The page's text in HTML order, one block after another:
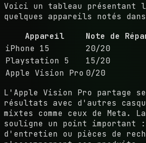
Voici un tableau présentant
quelques appareils notés
Appareil
Note de
iPhone 15
20/20
Playstation 5
15/20
Apple Vision Pro 0/20
L'Apple Vision Pro partage
résultats avec d'autres
mixtes comme ceux de Meta.
souligne un point important :
d'entretien ou pièces de